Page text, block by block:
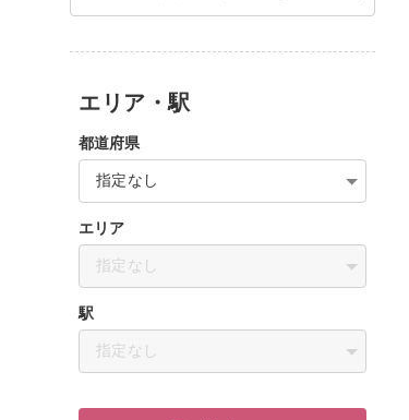
エリア・駅
都道府県
指定なし
エリア
指定なし
駅
指定なし